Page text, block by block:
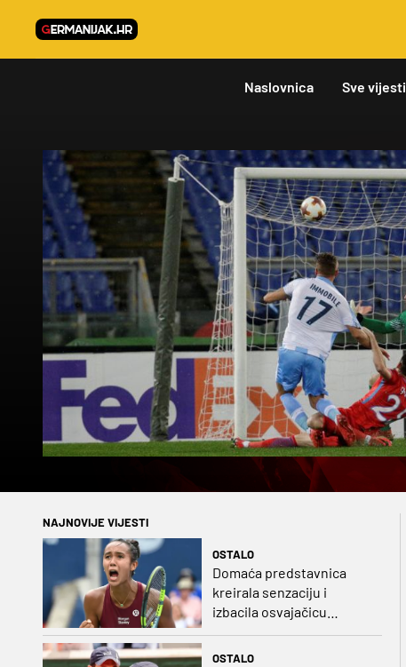
Naslovnica Sve vijesti
NAJNOVIJE VIJESTI
OSTALO
Domaća predstavnica
kreirala senzaciju i
izbacila osvajačicu
OSTALO